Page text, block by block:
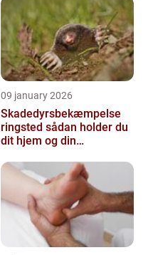
09 january 2026
Skadedyrsbekæmpelse
ringsted sådan holder du
dit hjem og din
gæster